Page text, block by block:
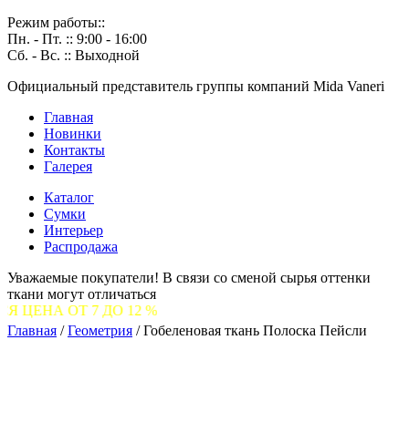
Режим работы::
Пн. - Пт. :: 9:00 - 16:00
Сб. - Вс. :: Выходной
Официальный представитель группы компаний Mida Vaneri
Главная
Новинки
Контакты
Галерея
Каталог
Сумки
Интерьер
Распродажа
Уважаемые покупатели! В связи со сменой сырья оттенки
ткани могут отличаться
ДО 12 %
Главная /Геометрия /Гобеленовая ткань Полоска Пейсли